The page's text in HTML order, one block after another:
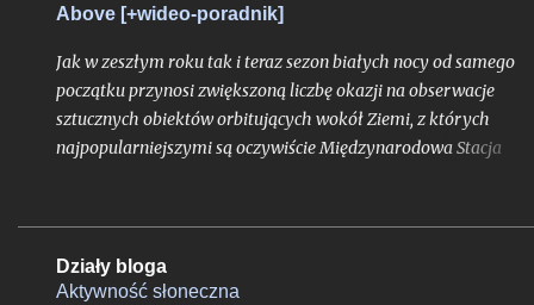
Above [+wideo-poradnik]
Jak w zeszłym roku tak i teraz sezon białych nocy od samego
początku przynosi zwiększoną liczbę okazji na obserwacje
sztucznych obiektów orbitujących wokół Ziemi, z których
najpopularniejszymi są oczywiście Międzynarodowa Stacja
Słońca pod horyzontem względem Polski sprawia, że satelity
znacznie częściej znajdują się w strefie dnia orbitalnego
się się w świetle słonecznym, będąc widocznymi z naszego
Działy bloga
Aktywność słoneczna